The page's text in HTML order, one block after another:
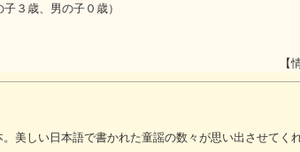
３歳、男の子０歳）
【
美しい日本語で書かれた童謡の数々が思い出させてく